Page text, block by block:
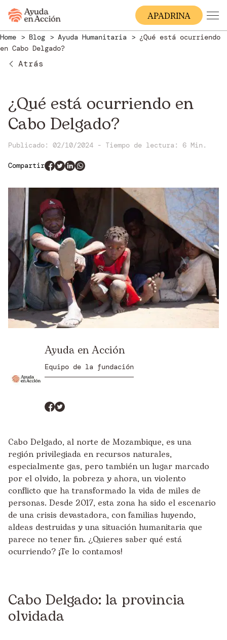
APADRINA
Home Blog Ayuda Humanitaria
¿Qué está ocurriendo
en Cabo Delgado?
Atrás
¿Qué está ocurriendo en
Cabo Delgado?
Publicado: 02/10/2024 - Tiempo de lectura: 6 Min.
Compartir
Ayuda en Acción
Equipo de la fundación
Cabo Delgado, al norte de Mozambique, es una
región privilegiada en recursos naturales,
especialmente gas, pero también un lugar marcado
por el olvido, la pobreza y ahora, un violento
conflicto que ha transformado la vida de miles de
personas. Desde 2017, esta zona ha sido el escenario
de una crisis devastadora, con familias huyendo,
aldeas destruidas y una situación humanitaria que
parece no tener fin. ¿Quieres saber qué está
ocurriendo? ¡Te lo contamos!
Cabo Delgado: la provincia
olvidada